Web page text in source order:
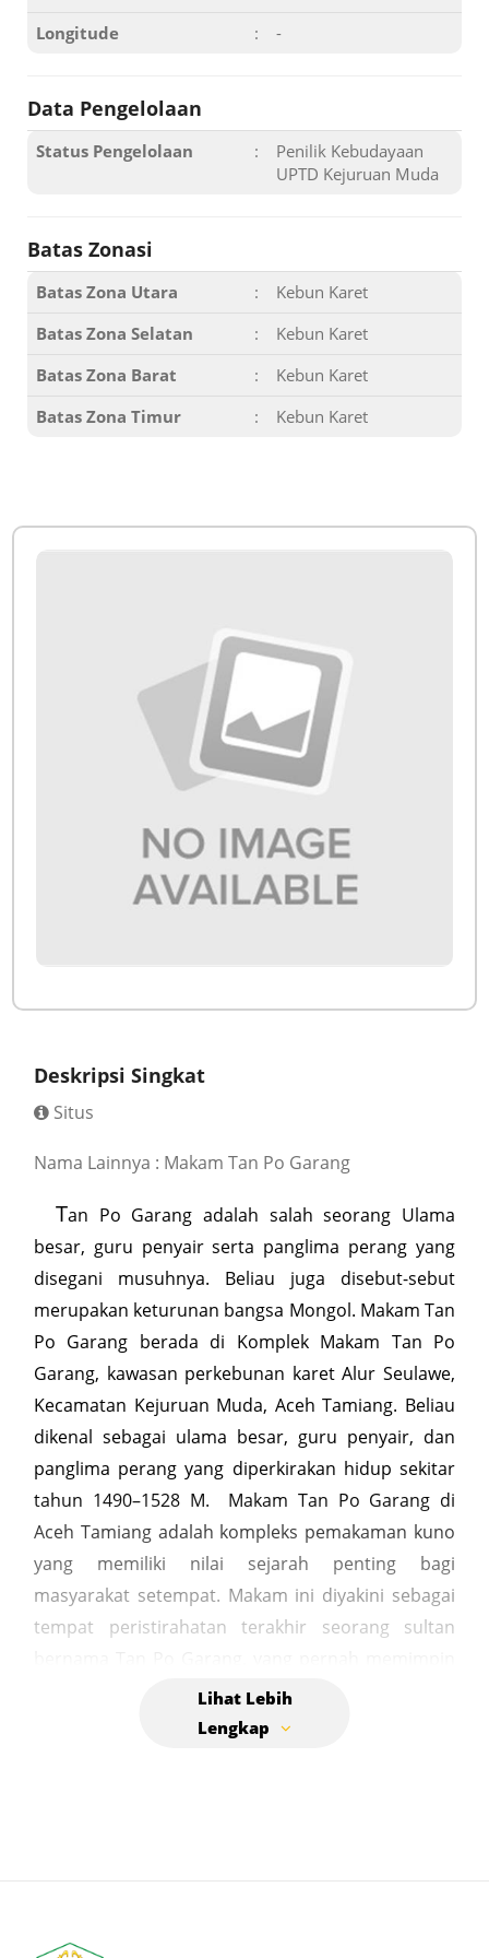
Longitude
: -
Data Pengelolaan
Status Pengelolaan :
Penilik Kebudayaan
UPTD Kejuruan Muda
Batas Zonasi
Batas Zona Utara :
Kebun Karet
Batas Zona Selatan
:
Kebun Karet
Batas Zona Barat
:
Kebun Karet
Batas Zona Timur
: Kebun Karet
Deskripsi Singkat
Situs
Nama Lainnya : Makam Tan Po Garang
Tan Po Garang adalah salah seorang Ulama
besar, guru penyair serta panglima perang yang
disegani musuhnya. Beliau juga disebut-sebut
merupakan keturunan bangsa Mongol. Makam Tan
Po Garang berada di Komplek Makam Tan Po
Garang, kawasan perkebunan karet Alur Seulawe,
Kecamatan Kejuruan Muda, Aceh Tamiang. Beliau
dikenal sebagai ulama besar, guru penyair, dan
panglima perang yang diperkirakan hidup sekitar
tahun 1490–1528 M. Makam Tan Po Garang di
Aceh Tamiang adalah kompleks pemakaman kuno
yang memiliki nilai sejarah penting bagi
masyarakat setempat. Makam ini diyakini sebagai
tempat peristirahatan terakhir seorang sultan
Kerajaan Tamiang. Tan Po Garang dikenal sebagai
Sultan yang memimpin Kerajaan Tamiang. Ia juga
Perkebunan Karet Alur Seulawe, di sekitar Sei